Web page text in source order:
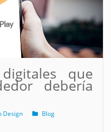
que
debería
Design Blog